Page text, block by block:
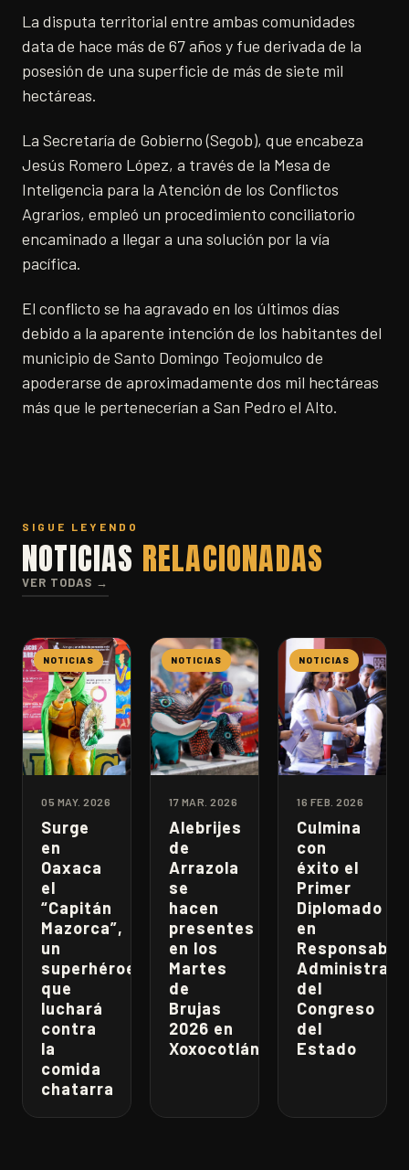
La disputa territorial entre ambas comunidades
data de hace más de 67 años y fue derivada de la
posesión de una superficie de más de siete mil
hectáreas.
La Secretaría de Gobierno (Segob), que encabeza
Jesús Romero López, a través de la Mesa de
Inteligencia para la Atención de los Conflictos
Agrarios, empleó un procedimiento conciliatorio
encaminado a llegar a una solución por la vía
pacífica.
El conflicto se ha agravado en los últimos días
debido a la aparente intención de los habitantes del
municipio de Santo Domingo Teojomulco de
apoderarse de aproximadamente dos mil hectáreas
más que le pertenecerían a San Pedro el Alto.
SIGUE LEYENDO
NOTICIAS RELACIONADAS
VER TODAS →
NOTICIAS
05 MAY. 2026
Surge
en
Oaxaca
el
“Capitán
Mazorca”,
un
superhéroe
que
luchará
contra
la
comida
chatarra
NOTICIAS
17 MAR. 2026
Alebrijes
de
Arrazola
se
hacen
presentes
en los
Martes
de
Brujas
2026 en
Xoxocotlán
NOTICIAS
16 FEB. 2026
Culmina
con
éxito el
Primer
Diplomado
en
del
Congreso
del
Estado